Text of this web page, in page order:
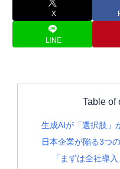
X
LINE
Table of
生成AIが「選択肢」
日本企業が陥る3つ
「まずは全社導